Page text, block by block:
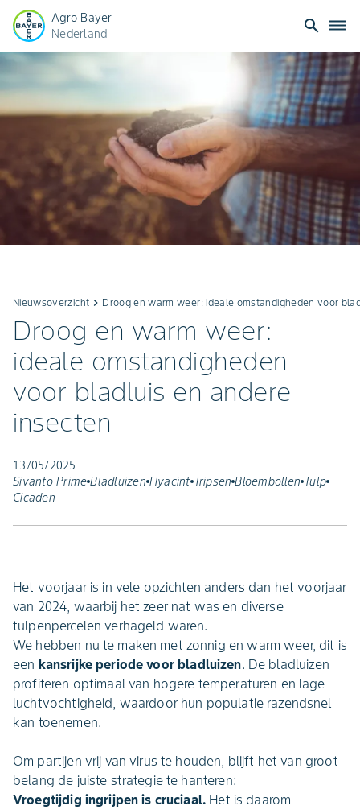
Agro Bayer
Nederland
search dehaze
Nieuwsoverzicht keyboard_arrow_right Droog en warm weer: ideale omstandigheden voor
Droog en warm weer:
ideale omstandigheden
voor bladluis en andere
insecten
13/05/2025
Sivanto Prime Bladluizen Hyacint Tripsen Bloembollen Tulp
Cicaden
Het voorjaar is in vele opzichten anders dan het voorjaar
van 2024, waarbij het zeer nat was en diverse
tulpenpercelen verhageld waren.
We hebben nu te maken met zonnig en warm weer, dit is
een kansrijke periode voor bladluizen. De bladluizen
profiteren optimaal van hogere temperaturen en lage
luchtvochtigheid, waardoor hun populatie razendsnel
kan toenemen.
Om partijen vrij van virus te houden, blijft het van groot
belang de juiste strategie te hanteren:
Vroegtijdig ingrijpen is cruciaal. Het is daarom